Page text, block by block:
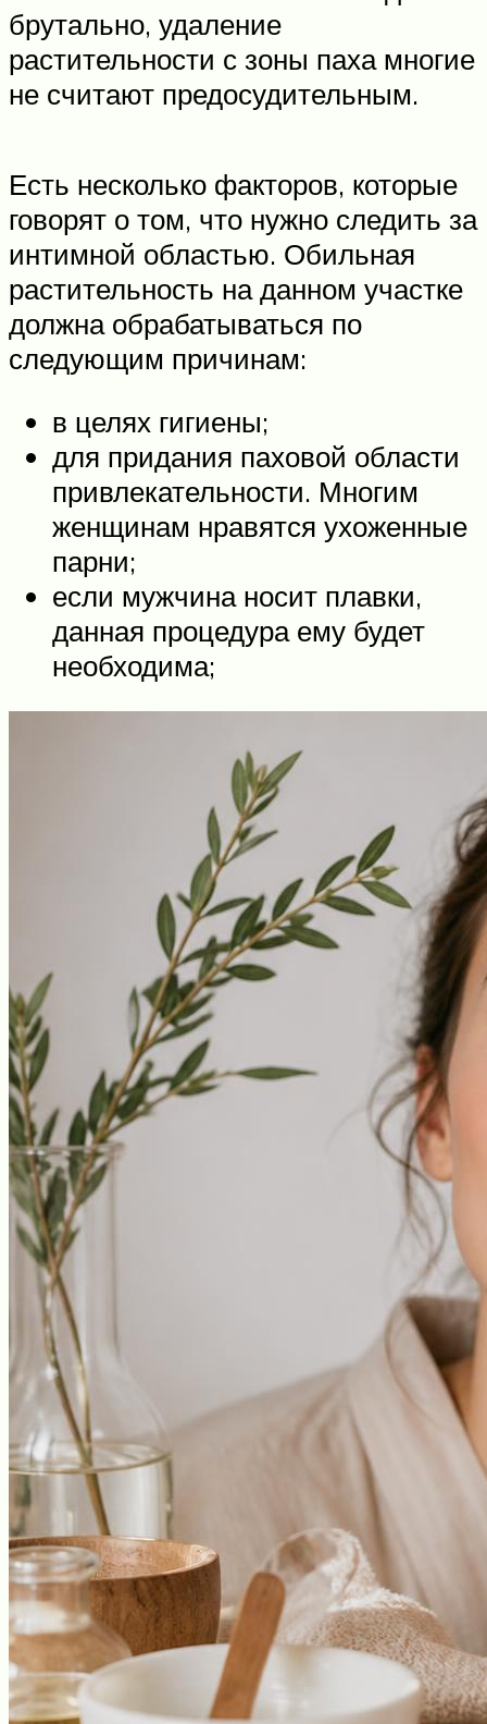
брутально, удаление
растительности с зоны паха многие
не считают предосудительным.
Есть несколько факторов, которые
говорят о том, что нужно следить за
интимной областью. Обильная
растительность на данном участке
должна обрабатываться по
следующим причинам:
в целях гигиены;
для придания паховой области
привлекательности. Многим
женщинам нравятся ухоженные
парни;
если мужчина носит плавки,
данная процедура ему будет
необходима;